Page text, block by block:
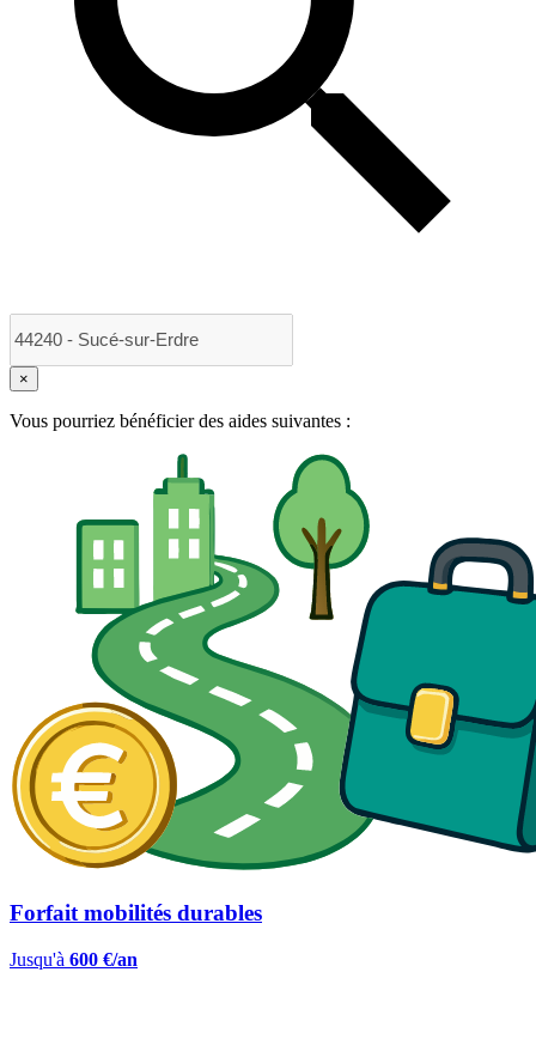
×
Vous pourriez bénéficier des aides suivantes :
Forfait mobilités durables
Jusqu'à 600 €/an